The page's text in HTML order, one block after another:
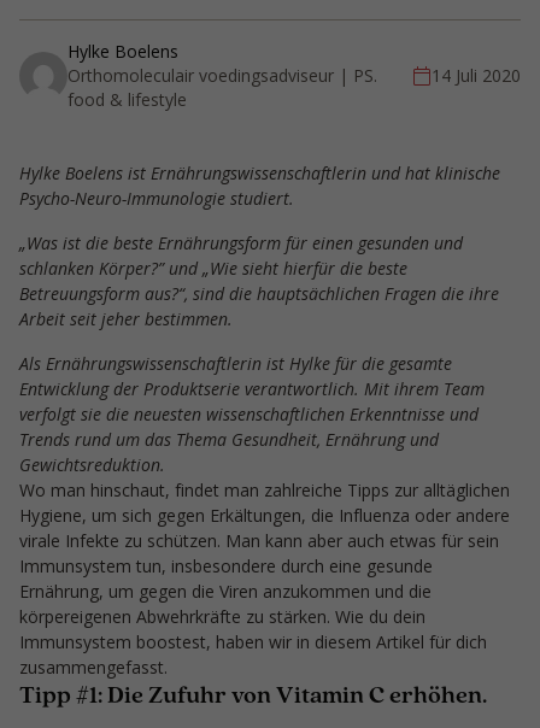
Hylke Boelens
Orthomoleculair voedingsadviseur | PS.
food & lifestyle
14 Juli 2020
Hylke Boelens ist Ernährungswissenschaftlerin und hat klinische
Psycho-Neuro-Immunologie studiert.
„Was ist die beste Ernährungsform für einen gesunden und
schlanken Körper?” und „Wie sieht hierfür die beste
Betreuungsform aus?“, sind die hauptsächlichen Fragen die ihre
Arbeit seit jeher bestimmen.
Als Ernährungswissenschaftlerin ist Hylke für die gesamte
Entwicklung der Produktserie verantwortlich. Mit ihrem Team
verfolgt sie die neuesten wissenschaftlichen Erkenntnisse und
Trends rund um das Thema Gesundheit, Ernährung und
Gewichtsreduktion.
Wo man hinschaut, findet man zahlreiche Tipps zur alltäglichen
Hygiene, um sich gegen Erkältungen, die Influenza oder andere
virale Infekte zu schützen. Man kann aber auch etwas für sein
Immunsystem tun, insbesondere durch eine gesunde
Ernährung, um gegen die Viren anzukommen und die
körpereigenen Abwehrkräfte zu stärken. Wie du dein
Immunsystem boostest, haben wir in diesem Artikel für dich
zusammengefasst.
Tipp #1: Die Zufuhr von Vitamin C erhöhen.